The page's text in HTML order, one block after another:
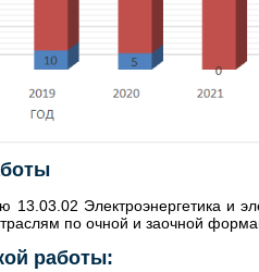
Электроэнергетика и
по очной и заочной
работы: